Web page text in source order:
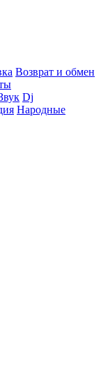
Возврат и обмен
Dj
Народные